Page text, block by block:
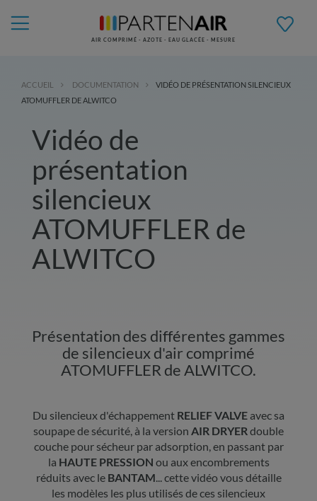
AIR COMPRIMÉ - AZOTE - EAU GLACÉE - MESURE
ACCUEIL DOCUMENTATION
VIDÉO DE PRÉSENTATION SILENCIEUX
ATOMUFFLER DE ALWITCO
Vidéo de
présentation
silencieux
ATOMUFFLER de
ALWITCO
Présentation des différentes gammes
de silencieux d'air comprimé
ATOMUFFLER de ALWITCO.
Du silencieux d'échappement RELIEF VALVE avec sa
soupape de sécurité, à la version AIR DRYERdouble
couche pour sécheur par adsorption, en passant par
la HAUTE PRESSION ou aux encombrements
réduits avec le BANTAM... cette vidéo vous détaille
les modèles les plus utilisés de ces silencieux